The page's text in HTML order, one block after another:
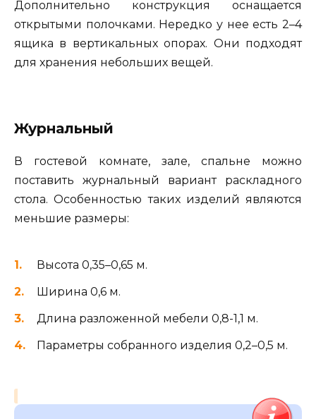
Дополнительно конструкция оснащается
открытыми полочками. Нередко у нее есть 2–4
ящика в вертикальных опорах. Они подходят
для хранения небольших вещей.
Журнальный
В гостевой комнате, зале, спальне можно
поставить журнальный вариант раскладного
стола. Особенностью таких изделий являются
меньшие размеры:
Высота 0,35–0,65 м.
Ширина 0,6 м.
Длина разложенной мебели 0,8-1,1 м.
Параметры собранного изделия 0,2–0,5 м.